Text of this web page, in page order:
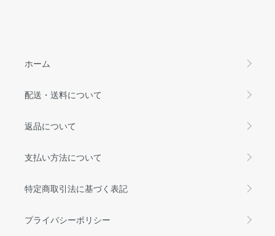
ホーム
配送・送料について
返品について
支払い方法について
特定商取引法に基づく表記
プライバシーポリシー